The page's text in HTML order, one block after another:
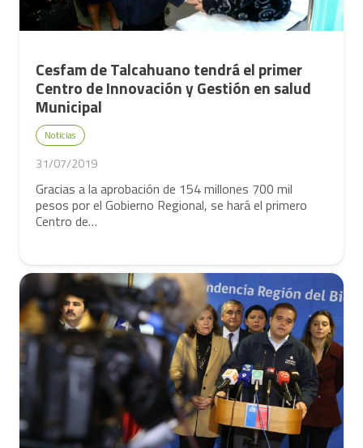
Cesfam de Talcahuano tendrá el primer
Centro de Innovación y Gestión en salud
Municipal
Noticias
31/07/2019
Gracias a la aprobación de 154 millones 700 mil
pesos por el Gobierno Regional, se hará el primero
Centro de…